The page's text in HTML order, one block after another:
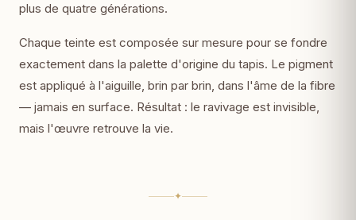
plus de quatre générations.
Chaque teinte est composée sur mesure pour se fondre
exactement dans la palette d'origine du tapis. Le pigment
est appliqué à l'aiguille, brin par brin, dans l'âme de la fibre
— jamais en surface. Résultat : le ravivage est invisible,
mais l'œuvre retrouve la vie.
✦